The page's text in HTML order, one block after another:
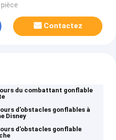
pièce
Contactez
du combattant gonflable
d'obstacles gonflables à
Disney
d'obstacles gonflable